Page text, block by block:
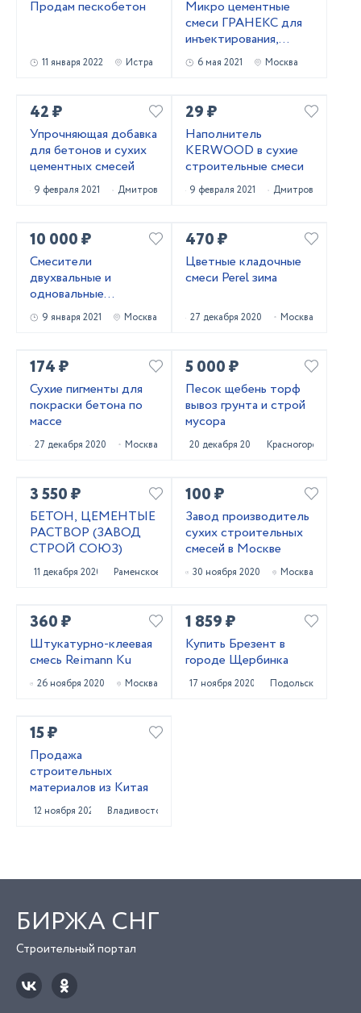
Продам пескобетон
11 января 2022 Истра
Микро цементные
смеси ГРАНЕКС для
инъектирования,
укрепления кирпичной
кладки
6 мая 2021 Москва
42 ₽
Упрочняющая добавка
для бетонов и сухих
цементных смесей
9 февраля 2021 Дмитров
29 ₽
Наполнитель
KERWOOD в сухие
строительные смеси
9 февраля 2021 Дмитров
10 000 ₽
Смесители
двухвальные и
одновальные
С-3,С-6,С-12 торфа,
удобрений, кормов,
мела
9 января 2021 Москва
470 ₽
Цветные кладочные
смеси Perel зима
27 декабря 2020 Москва
174 ₽
Сухие пигменты для
покраски бетона по
массе
27 декабря 2020 Москва
5 000 ₽
Песок щебень торф
вывоз грунта и строй
мусора
20 декабря 2020 Красногорск
3 550 ₽
БЕТОН, ЦЕМЕНТЫЕ
РАСТВОР (ЗАВОД
СТРОЙ СОЮЗ)
11 декабря 2020 Раменское
100 ₽
Завод производитель
сухих строительных
смесей в Москве
30 ноября 2020 Москва
360 ₽
Штукатурно-клеевая
смесь Reimann Ku
26 ноября 2020 Москва
1 859 ₽
Купить Брезент в
городе Щербинка
17 ноября 2020 Подольск
15 ₽
Продажа
строительных
материалов из Китая
12 ноября 2020 Владивосток
БИРЖА СНГ
Строительный портал